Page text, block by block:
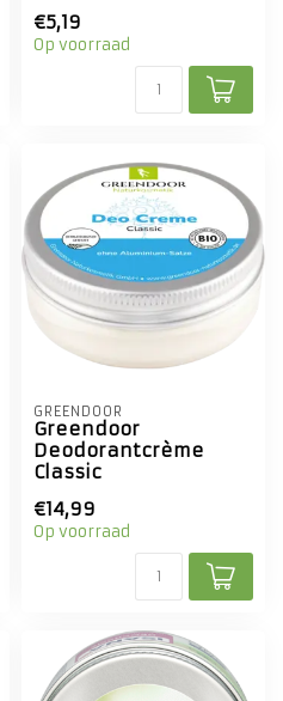
€5,19
Op voorraad
GREENDOOR
Greendoor
Deodorantcrème
Classic
€14,99
Op voorraad